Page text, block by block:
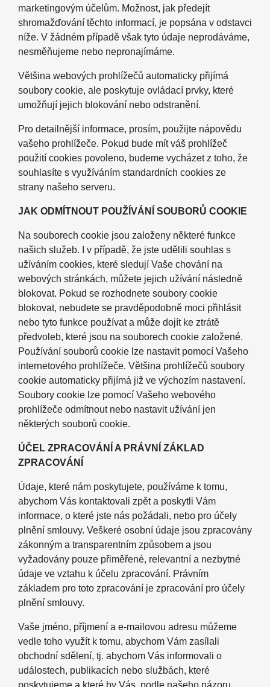
marketingovým účelům. Možnost, jak předejít
shromažďování těchto informací, je popsána v odstavci
níže. V žádném případě však tyto údaje neprodáváme,
nesměňujeme nebo nepronajímáme.
Většina webových prohlížečů automaticky přijímá
soubory cookie, ale poskytuje ovládací prvky, které
umožňují jejich blokování nebo odstranění.
Pro detailnější informace, prosím, použijte nápovědu
vašeho prohlížeče. Pokud bude mít váš prohlížeč
použití cookies povoleno, budeme vycházet z toho, že
souhlasíte s využíváním standardních cookies ze
strany našeho serveru.
JAK ODMÍTNOUT POUŽÍVÁNÍ SOUBORŮ COOKIE
Na souborech cookie jsou založeny některé funkce
našich služeb. I v případě, že jste udělili souhlas s
užíváním cookies, které sledují Vaše chování na
webových stránkách, můžete jejich užívání následně
blokovat. Pokud se rozhodnete soubory cookie
blokovat, nebudete se pravděpodobně moci přihlásit
nebo tyto funkce používat a může dojít ke ztrátě
předvoleb, které jsou na souborech cookie založené.
Používání souborů cookie lze nastavit pomocí Vašeho
internetového prohlížeče. Většina prohlížečů soubory
cookie automaticky přijímá již ve výchozím nastavení.
Soubory cookie lze pomocí Vašeho webového
prohlížeče odmítnout nebo nastavit užívání jen
některých souborů cookie.
ÚČEL ZPRACOVÁNÍ A PRÁVNÍ ZÁKLAD
ZPRACOVÁNÍ
Údaje, které nám poskytujete, používáme k tomu,
abychom Vás kontaktovali zpět a poskytli Vám
informace, o které jste nás požádali, nebo pro účely
plnění smlouvy. Veškeré osobní údaje jsou zpracovány
zákonným a transparentním způsobem a jsou
vyžadovány pouze přiměřené, relevantní a nezbytné
údaje ve vztahu k účelu zpracování. Právním
základem pro toto zpracování je zpracování pro účely
plnění smlouvy.
Vaše jméno, příjmení a e-mailovou adresu můžeme
vedle toho využít k tomu, abychom Vám zasílali
obchodní sdělení, tj. abychom Vás informovali o
událostech, publikacích nebo službách, které